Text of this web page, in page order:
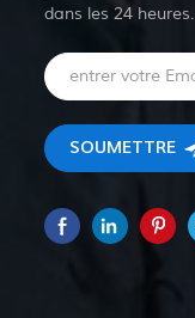
dans les 24 heures.